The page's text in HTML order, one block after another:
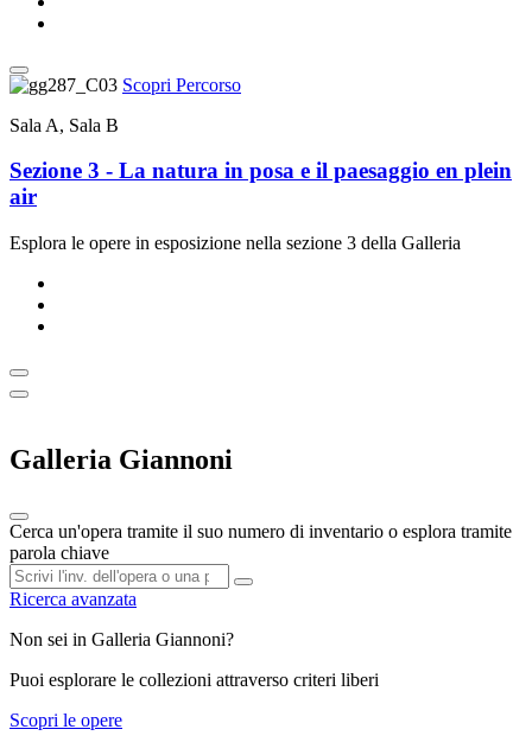
Scopri Percorso
Sala A, Sala B
Sezione 3 - La natura in posa e il paesaggio en plein
air
Esplora le opere in esposizione nella sezione 3 della Galleria
Galleria Giannoni
Cerca un'opera tramite il suo numero di inventario o esplora tramite
parola chiave
Ricerca avanzata
Non sei in Galleria Giannoni?
Puoi esplorare le collezioni attraverso criteri liberi
Scopri le opere